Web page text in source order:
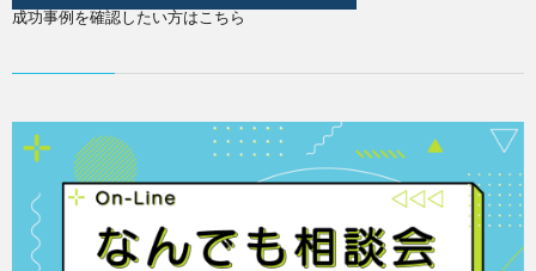
成功事例を確認したい方はこちら